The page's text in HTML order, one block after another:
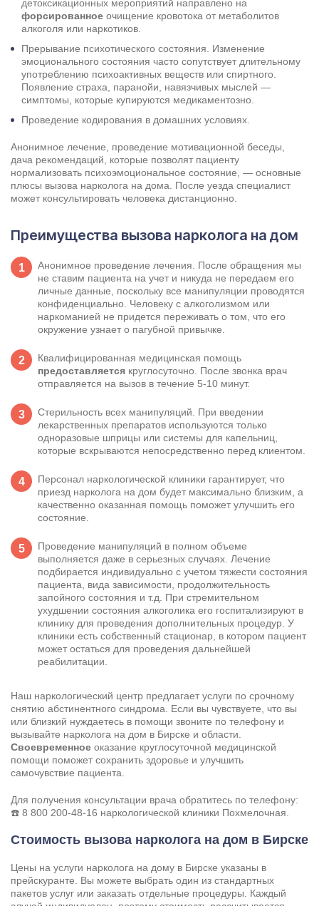
детоксикационных мероприятий направлено на
форсированное очищение кровотока от метаболитов
алкоголя или наркотиков.
Прерывание психотического состояния. Изменение
эмоционального состояния часто сопутствует длительному
употреблению психоактивных веществ или спиртного.
Появление страха, паранойи, навязчивых мыслей —
симптомы, которые купируются медикаментозно.
Проведение кодирования в домашних условиях.
Анонимное лечение, проведение мотивационной беседы,
дача рекомендаций, которые позволят пациенту
нормализовать психоэмоциональное состояние, — основные
плюсы вызова нарколога на дома. После уезда специалист
может консультировать человека дистанционно.
Преимущества вызова нарколога на дом
Анонимное проведение лечения. После обращения мы
не ставим пациента на учет и никуда не передаем его
личные данные, поскольку все манипуляции проводятся
конфиденциально. Человеку с алкоголизмом или
наркоманией не придется переживать о том, что его
окружение узнает о пагубной привычке.
Квалифицированная медицинская помощь
предоставляется круглосуточно. После звонка врач
отправляется на вызов в течение 5-10 минут.
Стерильность всех манипуляций. При введении
лекарственных препаратов используются только
одноразовые шприцы или системы для капельниц,
которые вскрываются непосредственно перед клиентом.
Персонал наркологической клиники гарантирует, что
приезд нарколога на дом будет максимально близким, а
качественно оказанная помощь поможет улучшить его
состояние.
Проведение манипуляций в полном объеме
выполняется даже в серьезных случаях. Лечение
подбирается индивидуально с учетом тяжести состояния
пациента, вида зависимости, продолжительность
запойного состояния и т.д. При стремительном
ухудшении состояния алкоголика его госпитализируют в
клинику для проведения дополнительных процедур. У
клиники есть собственный стационар, в котором пациент
может остаться для проведения дальнейшей
реабилитации.
Наш наркологический центр предлагает услуги по срочному
снятию абстинентного синдрома. Если вы чувствуете, что вы
или близкий нуждаетесь в помощи звоните по телефону и
вызывайте нарколога на дом в Бирске и области.
Своевременное оказание круглосуточной медицинской
помощи поможет сохранить здоровье и улучшить
самочувствие пациента.
Для получения консультации врача обратитесь по телефону:
☎️ 8 800 200-48-16 наркологической клиники Похмелочная.
Стоимость вызова нарколога на дом в Бирске
Цены на услуги нарколога на дому в Бирске указаны в
прейскуранте. Вы можете выбрать один из стандартных
пакетов услуг или заказать отдельные процедуры. Каждый